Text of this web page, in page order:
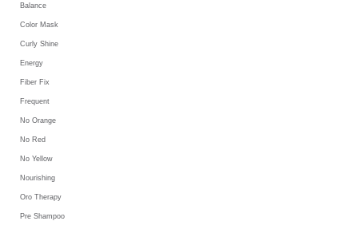
Balance
Color Mask
Curly Shine
Energy
Fiber Fix
Frequent
No Orange
No Red
No Yellow
Nourishing
Oro Therapy
Pre Shampoo